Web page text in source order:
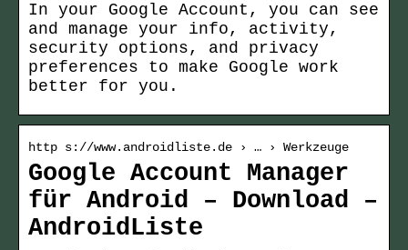
In your Google Account, you can see
and manage your info, activity,
security options, and privacy
preferences to make Google work
better for you.
http s://www.androidliste.de › … › Werkzeuge
Google Account Manager
für Android – Download –
AndroidListe